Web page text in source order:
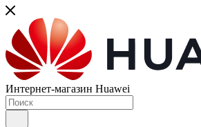
Интернет-магазин Huawei